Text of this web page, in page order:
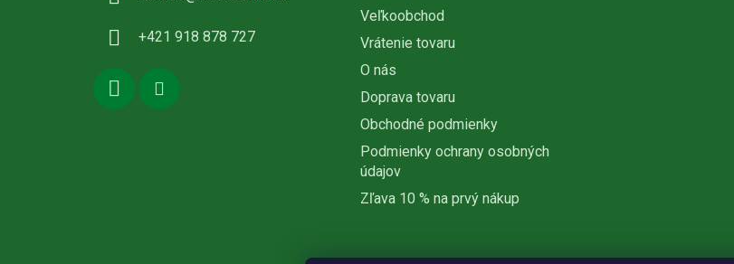
+421 918 878 727
Veľkoobchod
Vrátenie tovaru
O nás
Doprava tovaru
Obchodné podmienky
Podmienky ochrany osobných
údajov
Zľava 10 % na prvý nákup